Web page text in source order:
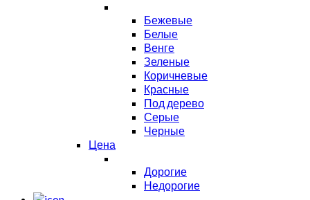
Бежевые
Белые
Венге
Зеленые
Коричневые
Красные
Под дерево
Серые
Черные
Цена
Дорогие
Недорогие